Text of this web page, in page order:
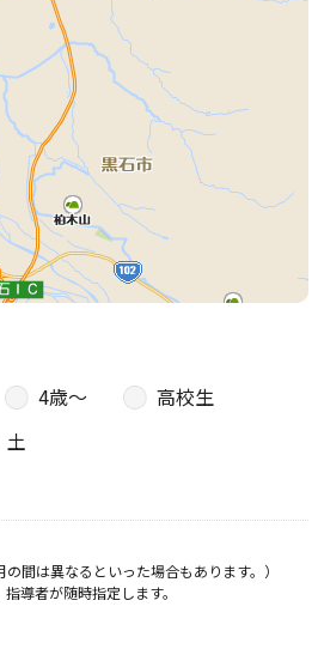
4歳〜
高校生
土
間は異なるといった場合もあります。）
導者が随時指定します。